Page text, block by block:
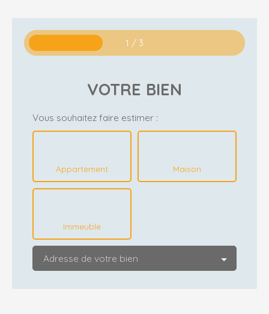
1 / 3
VOTRE BIEN
Vous souhaitez faire estimer :
Appartement Maison
Immeuble
Adresse de votre bien